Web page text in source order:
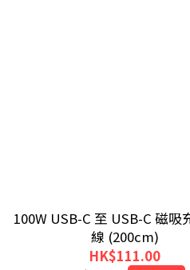
100W USB-C 至 USB-C 磁吸
線 (200cm)
HK$111.00